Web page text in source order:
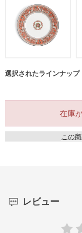
選択されたラインナップ
在庫
この
レビュー